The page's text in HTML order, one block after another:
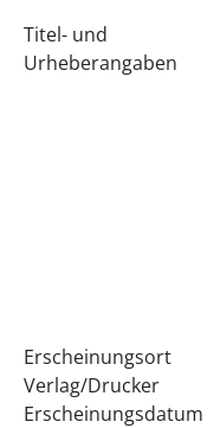
Titel- und
Urheberangaben
Erscheinungsort
Verlag/Drucker
Erscheinungsdatum